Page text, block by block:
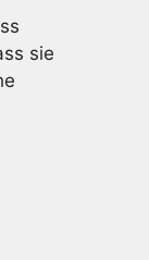
sie